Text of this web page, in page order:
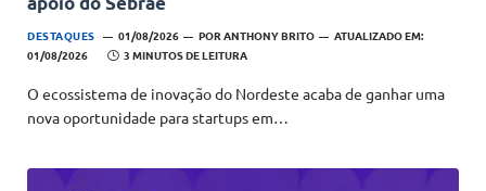
DESTAQUES 01/08/2026 PORANTHONY BRITO
ATUALIZADO EM:
01/08/2026
3 MINUTOS DE LEITURA
O ecossistema de inovação do Nordeste acaba de ganhar uma
nova oportunidade para startups em…